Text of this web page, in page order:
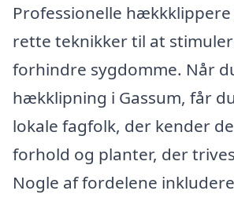
Professionelle
rette teknikker til at
forhindre sygdomme. Når
hækklipning i Gassum, får
lokale fagfolk, der kender
forhold og planter, der
Nogle af fordelene